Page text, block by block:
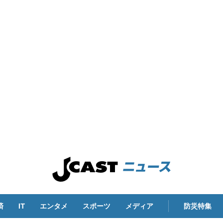
IT エンタメ スポーツ メディア 防災特集